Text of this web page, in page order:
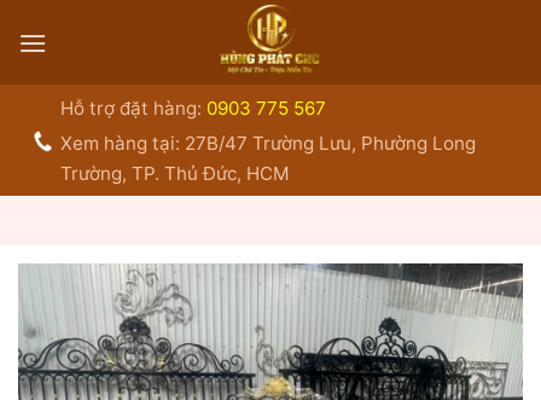
qua
Hỗ trợ đặt hàng: 0903 775 567
Xem hàng tại: 27B/47 Trường Lưu, Phường Long
Trường, TP. Thủ Đức, HCM